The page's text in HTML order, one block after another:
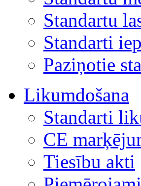
Standartu
Standarti
Paziņotie
Likumdošana
Standarti
CE
Tiesību akti